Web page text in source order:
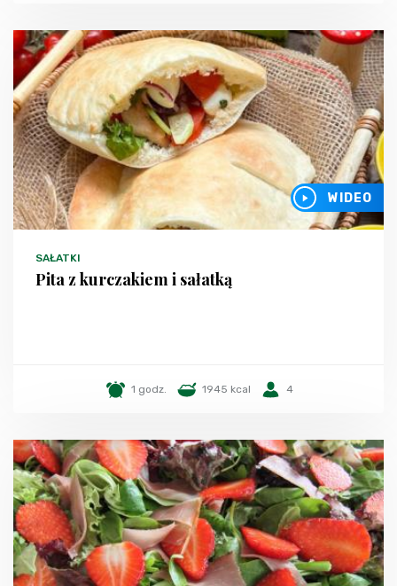
WIDEO
SAŁATKI
Pita z kurczakiem i sałatką
1 godz. 1945 kcal 4